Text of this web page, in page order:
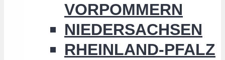
VORPOMMERN
NIEDERSACHSEN
RHEINLAND-PFALZ